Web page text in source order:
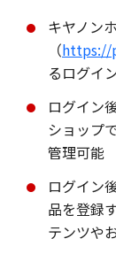
キヤノン
（https://
るログイ
ログイン
ショップ
管理可能
ログイン
品を登録
テンツや